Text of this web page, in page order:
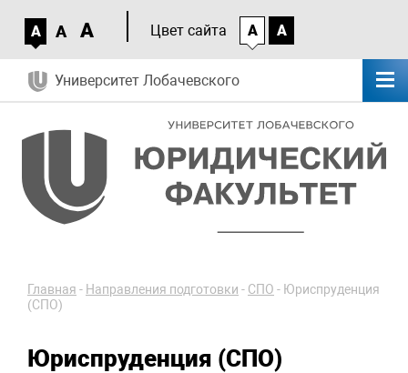
A A A Цвет сайта A A
Университет Лобачевского
Главная - Направления подготовки - СПО - Юриспруденция
(СПО)
Юриспруденция (СПО)